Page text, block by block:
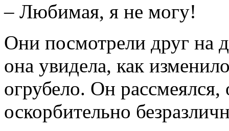
– Любимая, я не могу!
Они посмотрели друг на
она увидела, как
огрубело. Он рассмеялся,
оскорбительно